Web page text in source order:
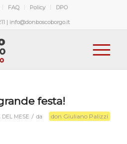
FAQ Policy DPO
| info@donboscoborgo.it
festa!
DEL MESE / da don Giuliano Palizzi